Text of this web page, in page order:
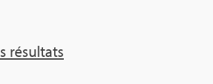
résul­tats